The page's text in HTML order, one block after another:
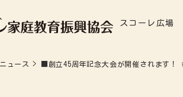
スコーレ広場
ニュース > ■創立45周年記念大会が開催されます